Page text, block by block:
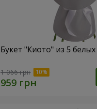
Букет "Киото" из 5
1 066 грн